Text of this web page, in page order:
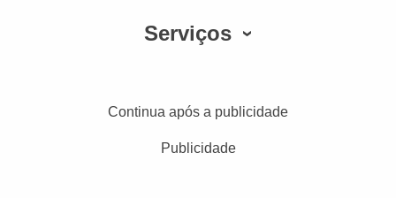
Serviços
Continua após a publicidade
Publicidade